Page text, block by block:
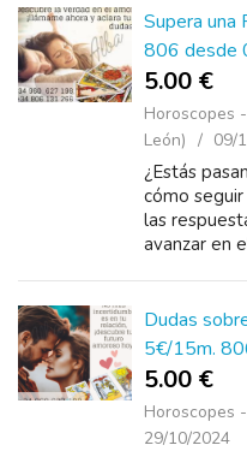
Supera una
806 desde
5.00 €
Horoscopes
León)
09/
¿Estás
cómo
las
avanzar en
Dudas
5€/15m.
5.00 €
Horoscopes
29/10/2024